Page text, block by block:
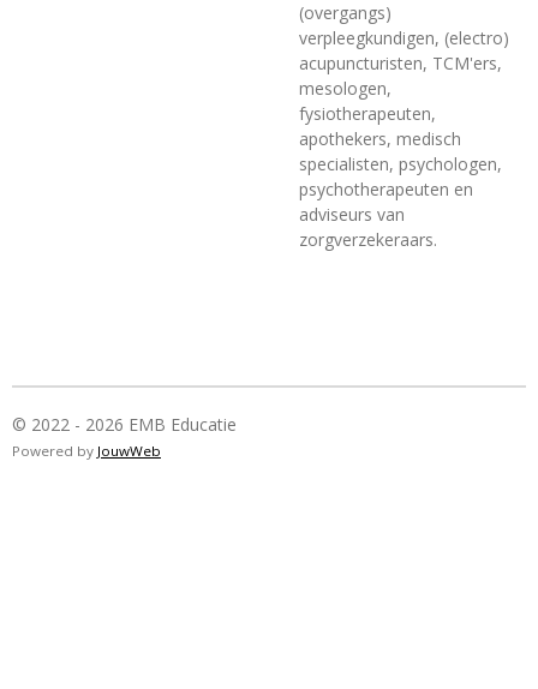
(overgangs)
verpleegkundigen, (electro)
acupuncturisten, TCM'ers,
mesologen,
fysiotherapeuten,
apothekers, medisch
specialisten, psychologen,
psychotherapeuten en
adviseurs van
zorgverzekeraars.
© 2022 - 2026 EMB Educatie
Powered by JouwWeb